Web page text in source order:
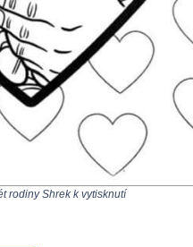
rodiny Shrek k vytisknutí